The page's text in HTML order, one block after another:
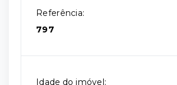
Referência:
797
Idade do imóvel: